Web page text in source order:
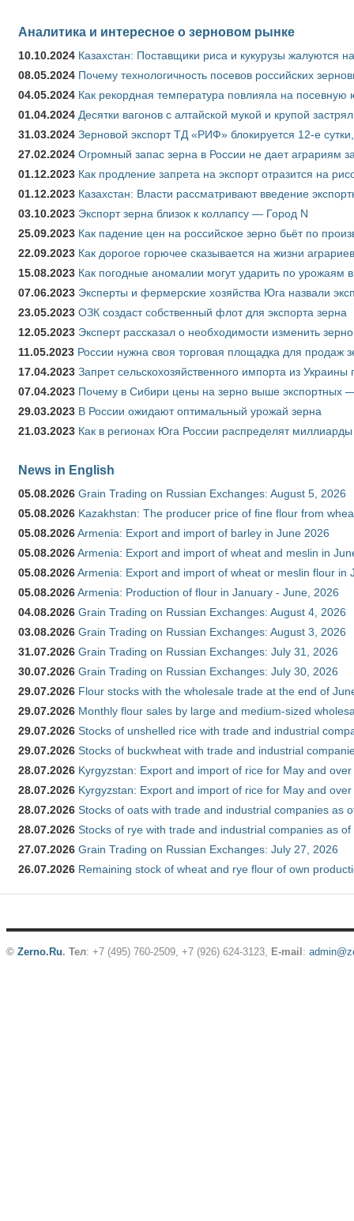
Аналитика и интересное о зерновом рынке
10.10.2024 Казахстан: Поставщики риса и кукурузы жалуются
08.05.2024 Почему технологичность посевов российских
04.05.2024 Как рекордная температура повлияла на
01.04.2024 Десятки вагонов с алтайской мукой и крупой
31.03.2024 Зерновой экспорт ТД «РИФ» блокируется 12-е
27.02.2024 Огромный запас зерна в России не дает аграриям
01.12.2023 Как продление запрета на экспорт отразится на
01.12.2023 Казахстан: Власти рассматривают введение
03.10.2023 Экспорт зерна близок к коллапсу — Город N
25.09.2023 Как падение цен на российское зерно бьёт по
22.09.2023 Как дорогое горючее сказывается на жизни аграриев
15.08.2023 Как погодные аномалии могут ударить по урожаям
07.06.2023 Эксперты и фермерские хозяйства Юга назвали
23.05.2023 ОЗК создаст собственный флот для экспорта зерна
12.05.2023 Эксперт рассказал о необходимости изменить
11.05.2023 России нужна своя торговая площадка для продаж
17.04.2023 Запрет сельскохозяйственного импорта из
07.04.2023 Почему в Сибири цены на зерно выше экспортных
29.03.2023 В России ожидают оптимальный урожай зерна
21.03.2023 Как в регионах Юга России распределят
News in English
05.08.2026 Grain Trading on Russian Exchanges: August 5, 2026
05.08.2026 Kazakhstan: The producer price of fine flour from
05.08.2026Armenia: Export and import of barley in June 2026
05.08.2026Armenia: Export and import of wheat and meslin in
05.08.2026Armenia: Export and import of wheat or meslin flour in
05.08.2026Armenia: Production of flour in January - June, 2026
04.08.2026 Grain Trading on Russian Exchanges: August 4, 2026
03.08.2026 Grain Trading on Russian Exchanges: August 3, 2026
31.07.2026 Grain Trading on Russian Exchanges: July 31, 2026
30.07.2026 Grain Trading on Russian Exchanges: July 30, 2026
29.07.2026 Flour stocks with the wholesale trade at the end of
29.07.2026 Monthly flour sales by large and medium-sized
29.07.2026 Stocks of unshelled rice with trade and industrial
29.07.2026 Stocks of buckwheat with trade and industrial
28.07.2026 Kyrgyzstan: Export and import of rice for May and
28.07.2026 Kyrgyzstan: Export and import of rice for May and
28.07.2026 Stocks of oats with trade and industrial companies as
28.07.2026 Stocks of rye with trade and industrial companies as
27.07.2026 Grain Trading on Russian Exchanges: July 27, 2026
26.07.2026 Remaining stock of wheat and rye flour of own
© Zerno.Ru. Тел: +7 (495) 760-2509, +7 (926) 624-3123, E-mail :